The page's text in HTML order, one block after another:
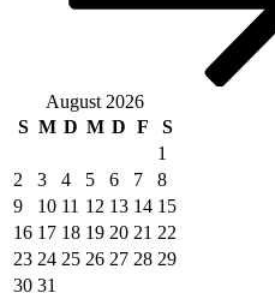
August 2026
S M D M D F
S
1
2
3 4 5 6 7
8
9
10 11 12 13 14 15
16 17 18 19 20 21 22
23 24 25 26 27 28 29
30 31